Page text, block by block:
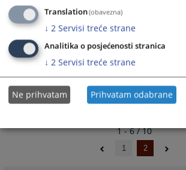
the
keyboard
shortcuts
for
changing
dates.
shortcuts
for
changing
dates.
10.09.2008.
1 - 6 / 10
1 2
Translation(obavezna)
↓ 2 Servisi treće strane
Analitika o posjećenosti stranica
↓ 2 Servisi treće strane
Ne prihvatam Prihvatam odabrane